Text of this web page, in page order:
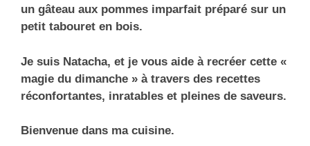
un gâteau aux pommes imparfait préparé sur un
petit tabouret en bois.
Je suis Natacha, et je vous aide à recréer cette «
magie du dimanche » à travers des recettes
réconfortantes, inratables et pleines de saveurs.
Bienvenue dans ma cuisine.